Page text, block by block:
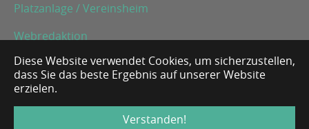
Diese Website verwendet Cookies, um sicherzustellen,
dass Sie das beste Ergebnis auf unserer Website
erzielen.
Verstanden!
Platzanlage / Vereinsheim
Webredaktion
Impressum